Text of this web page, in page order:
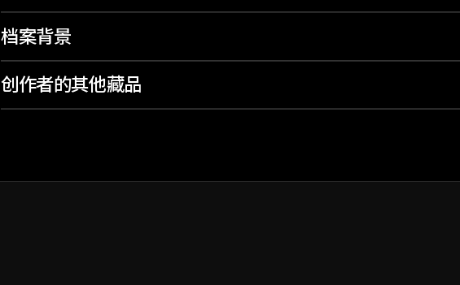
档案背景
创作者的其他藏品